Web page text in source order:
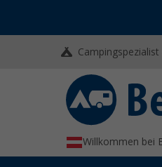
Campingspezialist
Willkommen bei